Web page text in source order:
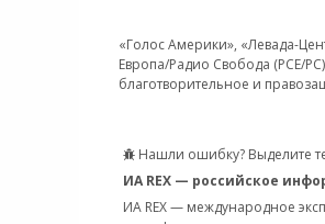
«Голос Америки», «Левада-
Европа/Радио Свобода (PCE/
благотворительное и
Нашли ошибку? Выделите
ИА REX — российское
ИА REX — международное